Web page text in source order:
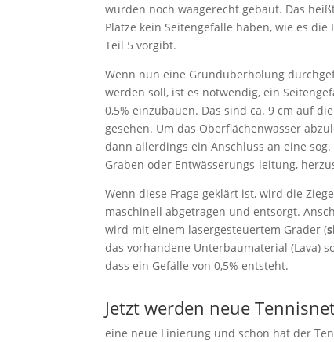
wurden noch waagerecht gebaut. Das
Plätze kein Seitengefälle haben, wie es die
Teil 5 vorgibt.
Wenn nun eine Grundüberholung
werden soll, ist es notwendig, ein
0,5% einzubauen. Das sind ca. 9 cm auf
gesehen. Um das Oberflächenwasser
dann allerdings ein Anschluss an eine sog.
Graben oder Entwässerungs-leitung,
Wenn diese Frage geklärt ist, wird die
maschinell abgetragen und entsorgt.
wird mit einem lasergesteuertem Grader (
das vorhandene Unterbaumaterial (Lava)
dass ein Gefälle von 0,5% entsteht.
Jetzt werden neue
eine neue Linierung und schon hat der